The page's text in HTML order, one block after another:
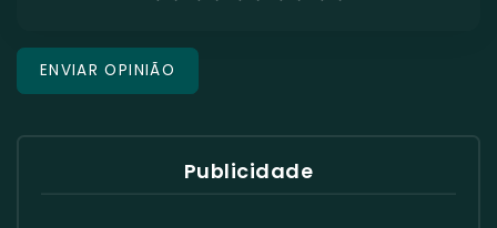
Publicidade